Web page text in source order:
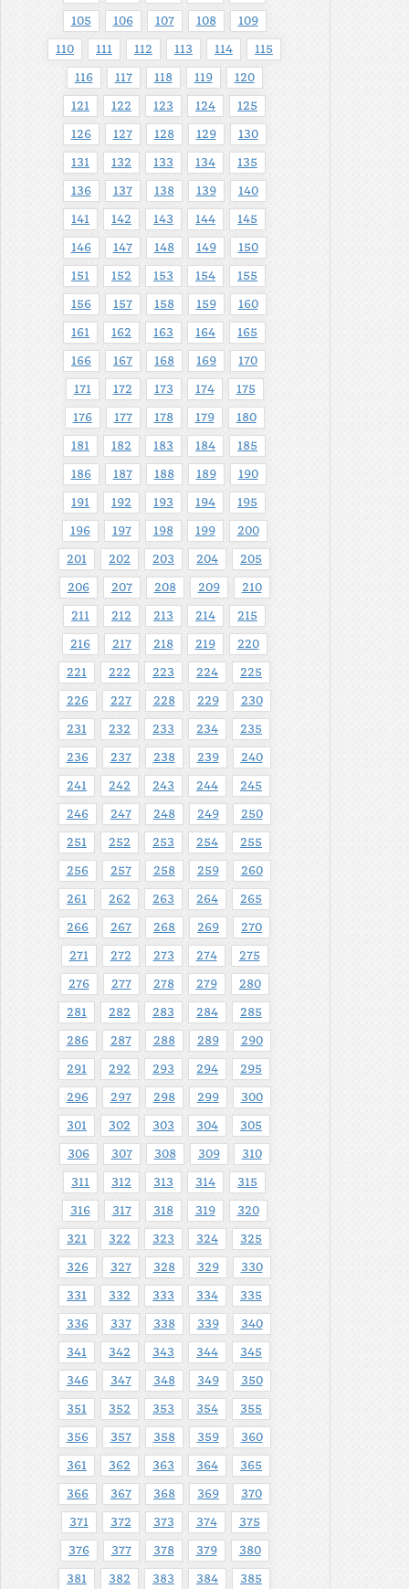
105 106 107 108 109
110 111 112 113 114 115
116 117 118 119 120
121 122 123 124 125
126 127 128 129 130
131 132 133 134 135
136 137 138 139 140
141 142 143 144 145
146 147 148 149 150
151 152 153 154 155
156 157 158 159 160
161 162 163 164 165
166 167 168 169 170
171 172 173 174 175
176 177 178 179 180
181 182 183 184 185
186 187 188 189 190
191 192 193 194 195
196 197 198 199 200
201 202 203 204 205
206 207 208 209 210
211 212 213 214 215
216 217 218 219 220
221 222 223 224 225
226 227 228 229 230
231 232 233 234 235
236 237 238 239 240
241 242 243 244 245
246 247 248 249 250
251 252 253 254 255
256 257 258 259 260
261 262 263 264 265
266 267 268 269 270
271 272 273 274 275
276 277 278 279 280
281 282 283 284 285
286 287 288 289 290
291 292 293 294 295
296 297 298 299 300
301 302 303 304 305
306 307 308 309 310
311 312 313 314 315
316 317 318 319 320
321 322 323 324 325
326 327 328 329 330
331 332 333 334 335
336 337 338 339 340
341 342 343 344 345
346 347 348 349 350
351 352 353 354 355
356 357 358 359 360
361 362 363 364 365
366 367 368 369 370
371 372 373 374 375
376 377 378 379 380
381 382 383 384 385